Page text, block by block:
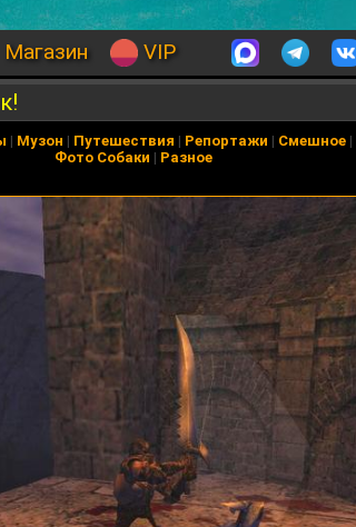
Магазин VIP
| Музон | Путешествия | Репортажи | Смешное|
Фото Собаки | Разное